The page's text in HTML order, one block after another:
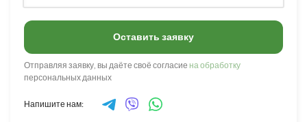
Оставить заявку
Отправляя заявку, вы даёте своё согласие на обработку
персональных данных
Напишите нам: